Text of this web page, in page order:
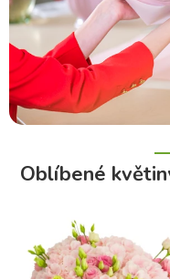
Oblíbené